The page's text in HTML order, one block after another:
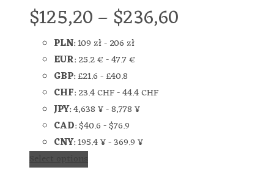
$125,20–$236,60
PLN:109 zł-206 zł
EUR:25.2 €-47.7 €
GBP:£21.6-£40.8
CHF:23.4 CHF-44.4 CHF
JPY:4,638 ¥-8,778 ¥
CAD:$40.6-$76.9
CNY:195.4 ¥-369.9 ¥